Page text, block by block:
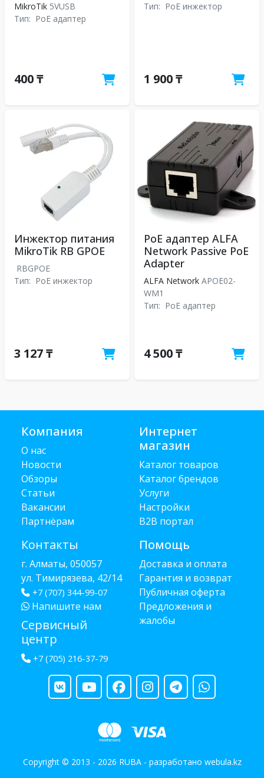
MikroTik 5VUSB
Тип: PoE адаптер
400 ₸
Тип: PoE инжектор
1 900 ₸
Инжектор питания
MikroTik RB GPOE
RBGPOE
Тип: PoE инжектор
3 127 ₸
PoE адаптер ALFA
Network Passive PoE
Adapter
ALFA Network APOE02-
WM1
Тип: PoE адаптер
4 500 ₸
Компания
О нас
Новости
Обзоры
Статьи
Вакансии
Партнёрам
Контакты
г. Алматы, 050057
ул. Тимирязева, 42/14
+7 (707) 344-99-07
Напишите нам
Сервисный
центр
+7 (705) 216-37-79
Интернет
магазин
Каталог товаров
Каталог брендов
Услуги
Настройки
B2B портал
Помощь
Доставка и оплата
Гарантия и возврат
Публичная оферта
Предложения и
жалобы
Copyright © 2013 - 2026 RUBA - разработано webula.kz